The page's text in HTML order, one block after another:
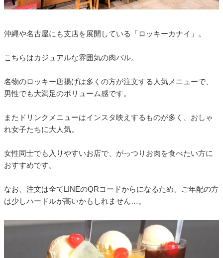
沖縄や名古屋にも支店を展開している「ロッキーカナイ」。
こちらはカジュアルな雰囲気の肉バル。
名物のロッキー唐揚げは多くの方が注文する人気メニューで、
男性でも大満足のボリューム感です。
またドリンクメニューはインスタ映えするものが多く、おしゃ
れ女子たちに大人気。
女性同士でも入りやすいお店で、がっつりお肉を食べたい方に
おすすめです。
なお、注文は全てLINEのQRコードからになるため、ご年配の方
は少しハードルが高いかもしれません…。